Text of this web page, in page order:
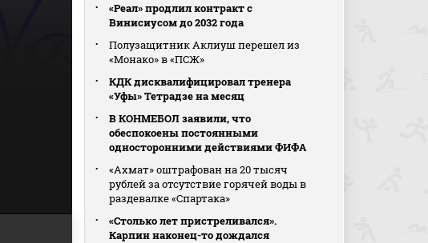
«Реал» продлил контракт с
Винисиусом до 2032 года
Полузащитник Аклиуш перешел из
«Монако» в «ПСЖ»
КДК дисквалифицировал тренера
«Уфы» Тетрадзе на месяц
В КОНМЕБОЛ заявили, что
обеспокоены постоянными
односторонними действиями ФИФА
«Ахмат» оштрафован на 20 тысяч
рублей за отсутствие горячей воды в
раздевалке «Спартака»
«Столько лет пристреливался».
Карпин наконец-то дождался